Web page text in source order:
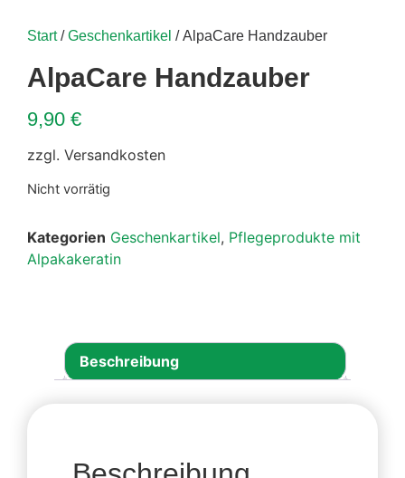
Start/Geschenkartikel / AlpaCare Handzauber
AlpaCare Handzauber
9,90 €
zzgl. Versandkosten
Nicht vorrätig
Kategorien Geschenkartikel, Pflegeprodukte mit
Alpakakeratin
Beschreibung